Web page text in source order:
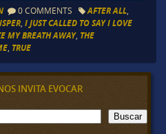
0 COMMENTS AFTER ALL,
, I JUST CALLED TO SAY I LOVE
MY BREATH AWAY, THE
, TRUE
INVITA EVOCAR
Buscar